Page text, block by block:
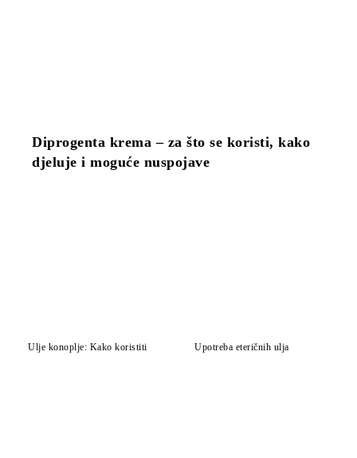
Diprogenta krema – za što se koristi, kako
djeluje i moguće nuspojave
Ulje konoplje: Kako koristiti Upotreba eteričnih ulja